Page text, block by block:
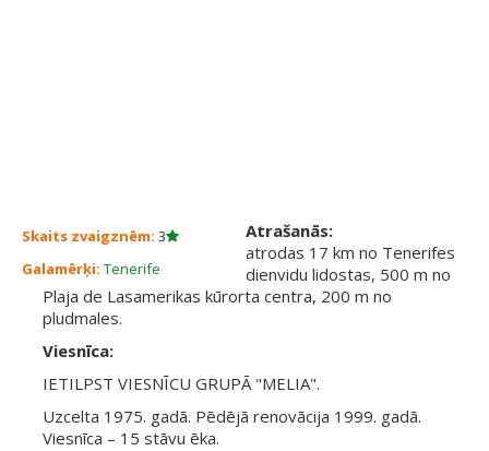
Skaits zvaigznēm: 3
Galamērķi: Tenerife
Atrašanās:
atrodas 17 km no Tenerifes
dienvidu lidostas, 500 m no
Plaja de Lasamerikas kūrorta centra, 200 m no
pludmales.
Viesnīca:
IETILPST VIESNĪCU GRUPĀ "MELIA".
Uzcelta 1975. gadā. Pēdējā renovācija 1999. gadā.
Viesnīca – 15 stāvu ēka.